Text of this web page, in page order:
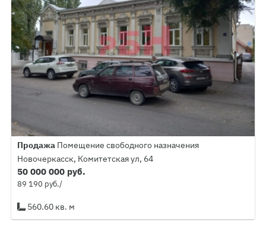
Продажа Помещение свободного назначения
Новочеркасск, Комитетская ул, 64
50 000 000 руб.
89 190 руб./
560.60 кв. м